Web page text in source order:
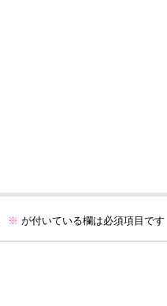
※ が付いている欄は必須項目です